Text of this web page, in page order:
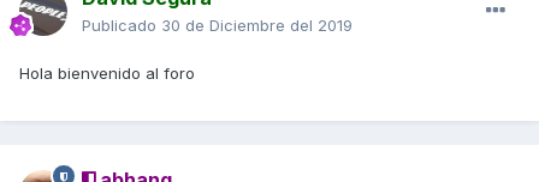
Publicado 30 de Diciembre del 2019
Hola bienvenido al foro